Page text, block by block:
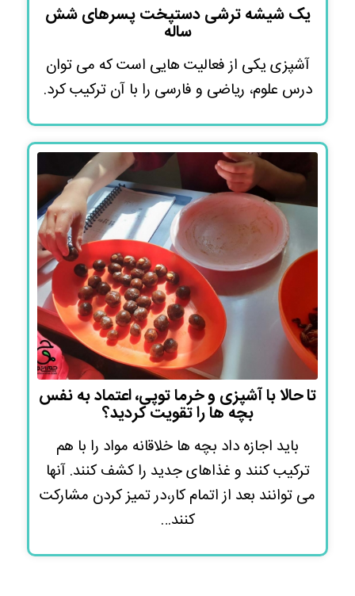
یک شیشه ترشی دستپخت پسرهای شش
ساله
آشپزی یکی از فعالیت هایی است که می توان
درس علوم، ریاضی و فارسی را با آن ترکیب کرد.
تا حالا با آشپزی و خرما توپی، اعتماد به نفس
بچه ها را تقویت کردید؟
باید اجازه داد بچه ها خلاقانه مواد را با هم
ترکیب کنند و غذاهای جدید را کشف کنند. آنها
می توانند بعد از اتمام کار،‌در تمیز کردن مشارکت
کنند…